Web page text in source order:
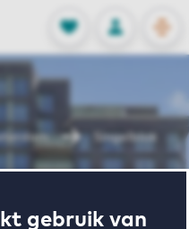
gebruik van
FAVORIETEN
Opgeslagen
INLOGGEN
Singelblok